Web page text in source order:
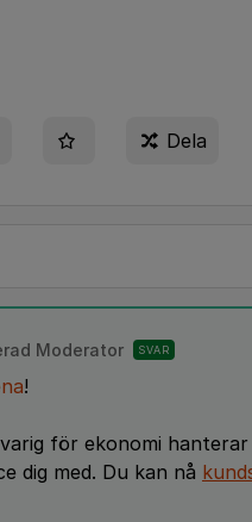
Dela
Moderator SVAR
!
för ekonomi
dig med. Du kan nå